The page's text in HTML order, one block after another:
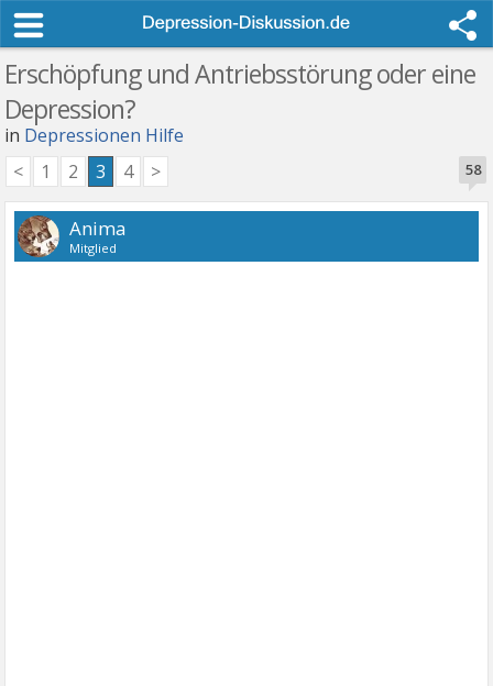
Erschöpfung und Antriebsstörung oder eine
Depression?
in Depressionen Hilfe
58
< 1 2 3 4 >
Anima
Mitglied